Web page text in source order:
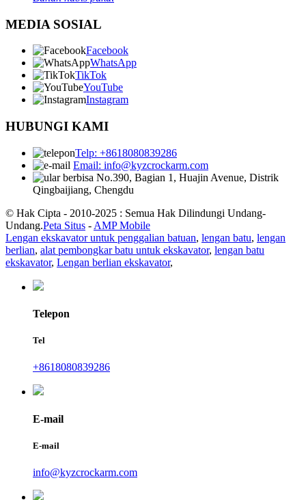
MEDIA SOSIAL
Facebook
WhatsApp
TikTok
YouTube
Instagram
HUBUNGI KAMI
Telp: +8618080839286
Email: info@kyzcrockarm.com
No.390, Bagian 1, Huajin Avenue, Distrik
Qingbaijiang, Chengdu
© Hak Cipta - 2010-2025 : Semua Hak Dilindungi Undang-
Undang.Peta Situs - AMP Mobile
Lengan ekskavator untuk penggalian batuan, lengan batu, lengan
berlian, alat pembongkar batu untuk ekskavator, lengan batu
ekskavator, Lengan berlian ekskavator,
Telepon
Tel
+8618080839286
E-mail
E-mail
info@kyzcrockarm.com